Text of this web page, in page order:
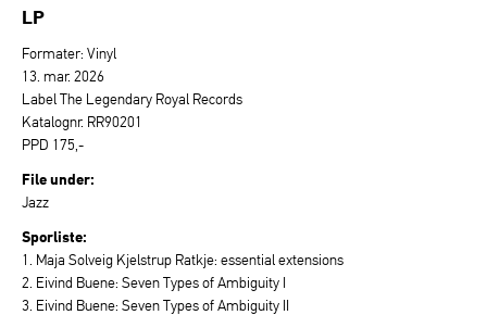
LP
Formater: Vinyl
13. mar. 2026
Label The Legendary Royal Records
Katalognr. RR90201
PPD 175,-
File under:
Jazz
Sporliste:
1. Maja Solveig Kjelstrup Ratkje: essential extensions
2. Eivind Buene: Seven Types of Ambiguity I
3. Eivind Buene: Seven Types of Ambiguity II